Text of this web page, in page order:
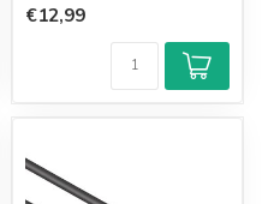
€12,99